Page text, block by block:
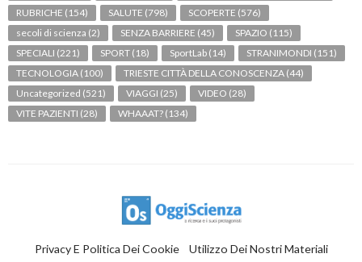
RUBRICHE (154) SALUTE (798) SCOPERTE (576)
secoli di scienza (2) SENZA BARRIERE (45) SPAZIO (115)
SPECIALI (221) SPORT (18) SportLab (14) STRANIMONDI (151)
TECNOLOGIA (100) TRIESTE CITTÀ DELLA CONOSCENZA (44)
Uncategorized (521) VIAGGI (25) VIDEO (28)
VITE PAZIENTI (28) WHAAAT? (134)
Privacy E Politica Dei Cookie Utilizzo Dei Nostri Materiali